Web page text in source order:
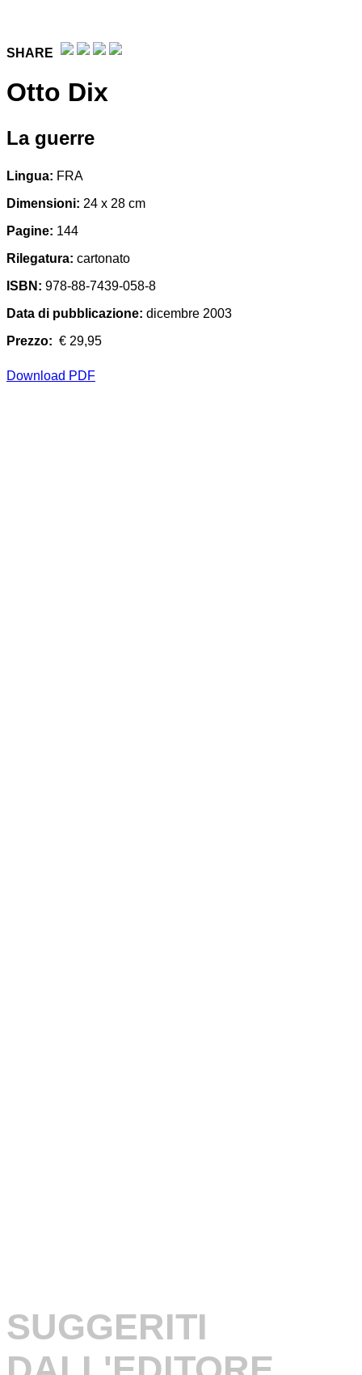
SHARE
Otto Dix
La guerre
Lingua: FRA
Dimensioni: 24 x 28 cm
Pagine: 144
Rilegatura: cartonato
ISBN: 978-88-7439-058-8
Data di pubblicazione: dicembre 2003
Prezzo: € 29,95
Download PDF
SUGGERITI